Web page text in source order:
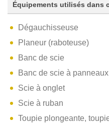
Équipements utilisés dans
Dégauchisseuse
Planeur (raboteuse)
Banc de scie
Banc de scie à panneaux
Scie à onglet
Scie à ruban
Toupie plongeante,